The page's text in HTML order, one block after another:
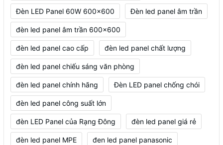
Đèn LED Panel 60W 600x600 Đèn led panel âm trần
đèn led panel âm trần 600x600
đèn led panel cao cấp đèn led panel chất lượng
đèn led panel chiếu sáng văn phòng
đèn led panel chính hãng Đèn LED panel chống chói
đèn led panel công suất lớn
đèn LED Panel của Rạng Đông đèn led panel giá rẻ
đèn led panel MPE đen led panel panasonic